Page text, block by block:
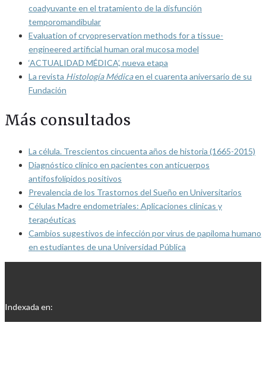
coadyuvante en el tratamiento de la disfunción
temporomandibular
Evaluation of cryopreservation methods for a tissue-
engineered artificial human oral mucosa model
‘ACTUALIDAD MÉDICA’, nueva etapa
La revista Histología Médicaen el cuarenta aniversario de su
Fundación
Más consultados
La célula. Trescientos cincuenta años de historia (1665-2015)
Diagnóstico clínico en pacientes con anticuerpos
antifosfolípidos positivos
Prevalencia de los Trastornos del Sueño en Universitarios
Células Madre endometriales: Aplicaciones clínicas y
terapéuticas
Cambios sugestivos de infección por virus de papiloma humano
en estudiantes de una Universidad Pública
Indexada en: